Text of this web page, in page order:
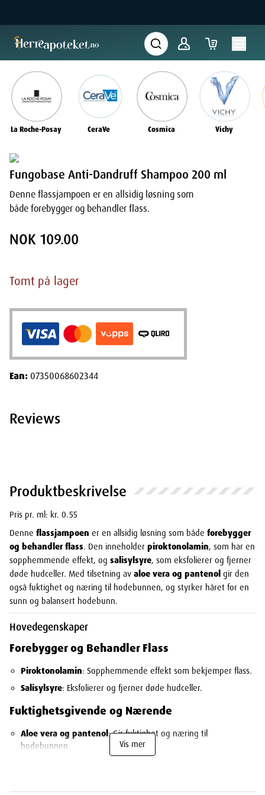
La Roche-Posay CeraVe Cosmica Vichy
Produktbeskrivelse
Pris pr. ml: kr. 0.55
Denne flassjampoen er en allsidig løsning som både forebygger
og behandler flass. Den inneholder piroktonolamin, som har en
sopphemmende effekt, og salisylsyre, som eksfolierer og fjerner
døde hudceller. Med tilsetning av aloe vera og pantenol gir den
også fuktighet og næring til hodebunnen, og styrker håret for en
sunn og balansert hodebunn.
Hovedegenskaper
Forebygger og Behandler Flass
Piroktonolamin: Sopphemmende effekt som bekjemper flass.
Salisylsyre: Eksfolierer og fjerner døde hudceller.
Fuktighetsgivende og Nærende
Aloe vera og pantenol: Gir fuktighet og næring til
hodebunnen.
Vis mer
Fungobase Anti-Dandruff Shampoo 200 ml
Denne flassjampoen er en allsidig løsning som
både forebygger og behandler flass.
NOK 109.00
Tomt på lager
Ean: 07350068602344
Reviews